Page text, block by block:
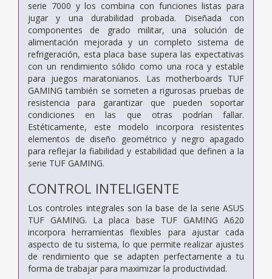
serie 7000 y los combina con funciones listas para
jugar y una durabilidad probada. Diseñada con
componentes de grado militar, una solución de
alimentación mejorada y un completo sistema de
refrigeración, esta placa base supera las expectativas
con un rendimiento sólido como una roca y estable
para juegos maratonianos. Las motherboards TUF
GAMING también se someten a rigurosas pruebas de
resistencia para garantizar que pueden soportar
condiciones en las que otras podrían fallar.
Estéticamente, este modelo incorpora resistentes
elementos de diseño geométrico y negro apagado
para reflejar la fiabilidad y estabilidad que definen a la
serie TUF GAMING.
CONTROL INTELIGENTE
Los controles integrales son la base de la serie ASUS
TUF GAMING. La placa base TUF GAMING A620
incorpora herramientas flexibles para ajustar cada
aspecto de tu sistema, lo que permite realizar ajustes
de rendimiento que se adapten perfectamente a tu
forma de trabajar para maximizar la productividad.